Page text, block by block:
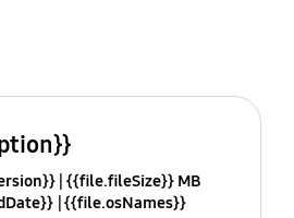
{{file.fileSize}} MB
{{file.osNames}}